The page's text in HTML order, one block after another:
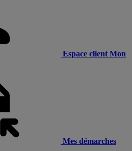
Espace client Mon
Mes démarches